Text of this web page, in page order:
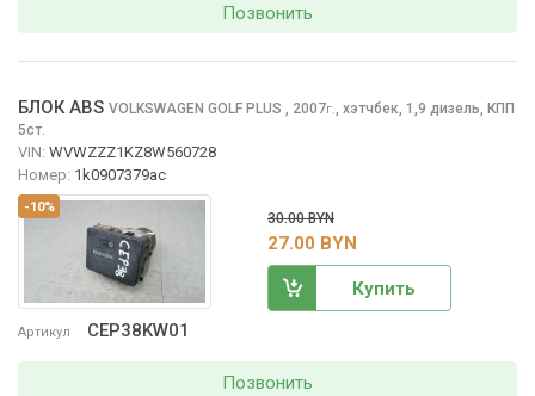
Позвонить
-10%
Артикул CEP38KW01
БЛОК ABS VOLKSWAGEN GOLF PLUS , 2007г., хэтчбек, 1,9 дизель, КПП
5ст.
VIN: WVWZZZ1KZ8W560728
Номер: 1k0907379ac
30.00 BYN
27.00 BYN
Купить
Позвонить